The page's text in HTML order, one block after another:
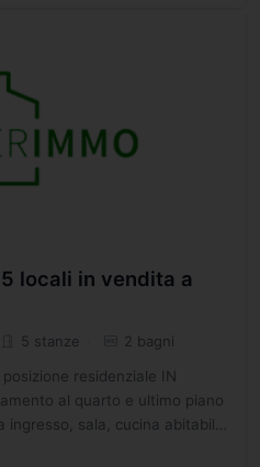
locali in vendita a
5 stanze 2 bagni
residenziale IN
al quarto e ultimo piano
sala, cucina abitabile,